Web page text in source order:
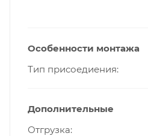
Особенности монтажа
Тип присоедиения
Дополнительные
Отгрузка